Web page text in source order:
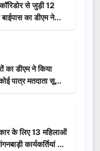
से जुड़ी 12
का डीएम ने
का डीएम ने किया
पात्र मतदाता सूची
के लिए 13 महिलाओं
कार्यकर्तियां भी